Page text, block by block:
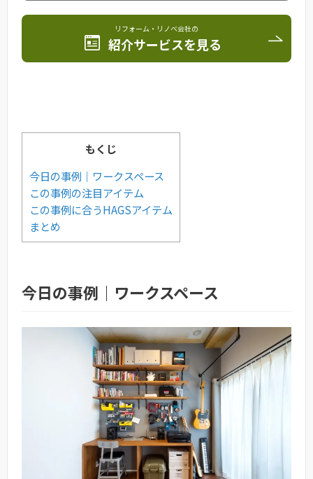
リフォーム・リノベ会社の
紹介サービスを見る
もくじ
今日の事例｜ワークスペース
この事例の注目アイテム
この事例に合うHAGSアイテム
まとめ
今日の事例｜ワークスペース